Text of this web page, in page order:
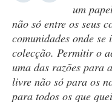
um
não só entre os seus
comunidades onde se
colecção. Permitir o
uma das razões para
livre não só para os
para todos os que